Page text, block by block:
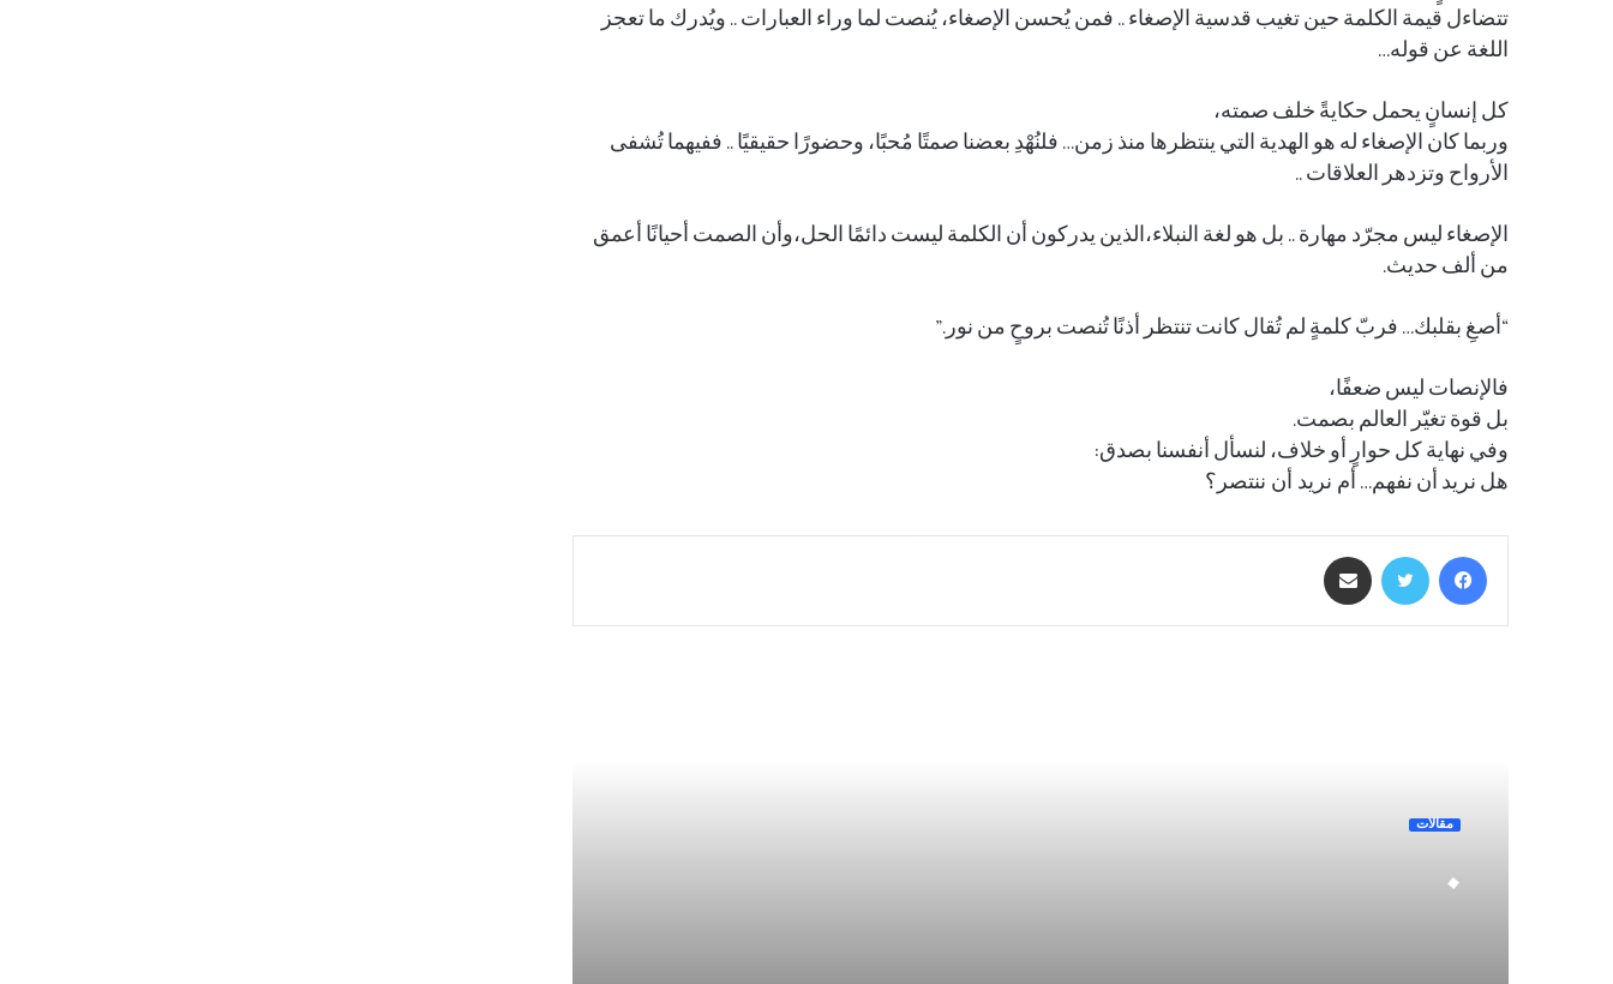
تتضاءل قيمة الكلمة حين تغيب قدسية الإصغاء .. فمن يُحسن الإصغاء، يُنصت لما وراء العبارات .. ويُدرك ما تعجز
اللغة عن قوله…
كل إنسانٍ يحمل حكايةً خلف صمته،
وربما كان الإصغاء له هو الهدية التي ينتظرها منذ زمن… فلنُهْدِ بعضنا صمتًا مُحبًا، وحضورًا حقيقيًا .. ففيهما تُشفى
الأرواح وتزدهر العلاقات ..
الإصغاء ليس مجرّد مهارة .. بل هو لغة النبلاء،الذين يدركون أن الكلمة ليست دائمًا الحل،وأن الصمت أحيانًا أعمق
من ألف حديث.
“أصغِ بقلبك… فربّ كلمةٍ لم تُقال كانت تنتظر أذنًا تُنصت بروحٍ من نور.”
فالإنصات ليس ضعفًا،
بل قوة تغيّر العالم بصمت.
وفي نهاية كل حوارٍ أو خلاف، لنسأل أنفسنا بصدق:
هل نريد أن نفهم… أم نريد أن ننتصر؟
فيسبوك
مقالات
.
.
.